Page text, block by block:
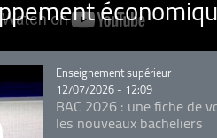
Catégorie
Enseignement supérieur
12/07/2026 - 12:09
BAC 2026 : une fiche de
les nouveaux bacheliers